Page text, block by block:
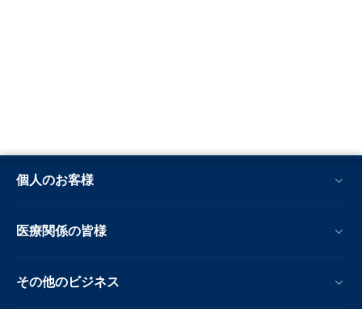
個人のお客様
医療関係の皆様
その他のビジネス